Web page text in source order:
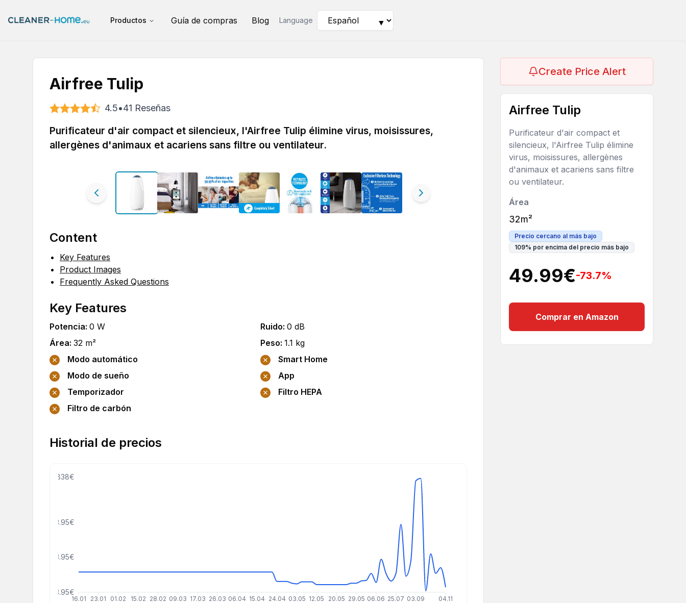
Productos Guía de compras Blog Language ▼
Airfree Tulip
4.5•41 Reseñas
Purificateur d'air compact et silencieux, l'Airfree Tulip élimine virus, moisissures,
allergènes d'animaux et acariens sans filtre ou ventilateur.
Content
Key Features
Product Images
Frequently Asked Questions
Key Features
Potencia: 0 W Ruido: 0 dB
Área: 32 m² Peso: 1.1 kg
Modo automático
Smart Home
Modo de sueño
App
Temporizador
Filtro HEPA
Filtro de carbón
Historial de precios
16.01 23.01 01.02 15.02 28.02 09.03 17.03 26.03 06.04 15.04 24.04 03.05 12.05 20.05 29.05 06.06 25.07 03.09 04.11
13.95€
263.95€
513.95€
838€
Create Price Alert
Airfree Tulip
Purificateur d'air compact et
silencieux, l'Airfree Tulip élimine
virus, moisissures, allergènes
d'animaux et acariens sans filtre
ou ventilateur.
Área
32m²
Precio cercano al más bajo
109% por encima del precio más bajo
49.99€-73.7%
Comprar en Amazon